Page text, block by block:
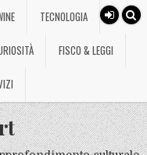
TECNOLOGIA
FISCO & LEGGI